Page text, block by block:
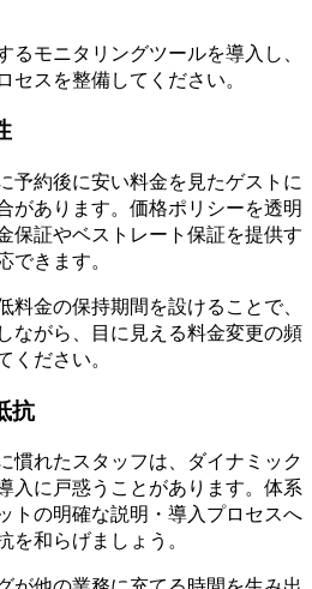
モニタリングツールを導入し、
スを整備してください。
約後に安い料金を見たゲストに
があります。価格ポリシーを透明
保証やベストレート保証を提供す
できます。
金の保持期間を設けることで、
ながら、目に見える料金変更の頻
ください。
抗
慣れたスタッフは、ダイナミック
入に戸惑うことがあります。体系
トの明確な説明・導入プロセスへ
和らげましょう。